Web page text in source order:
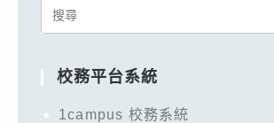
Search
校務平台系統
1campus 校務系統